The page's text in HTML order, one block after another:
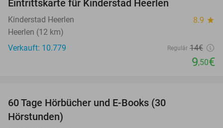
Eintrittskarte für Kinderstad Heerlen
Kinderstad Heerlen 8.9 star
Heerlen (12 km)
Verkauft: 10.779
Regulär 14€
9,50€
60 Tage Hörbücher und E-Books (30
Hörstunden)